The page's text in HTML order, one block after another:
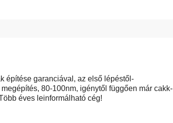
építése garanciával, az első lépéstől-
80-100nm, igénytől függően már cakk-
éves leinformálható cég!